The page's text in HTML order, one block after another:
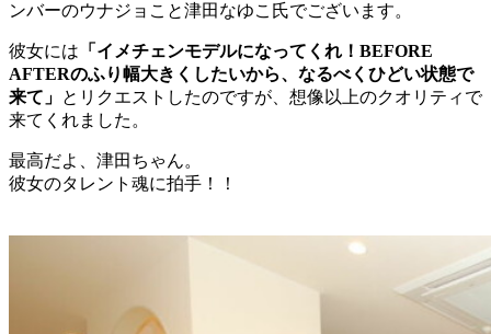
ンバーのウナジョこと津田なゆこ氏でございます。
彼女には 「イメチェンモデルになってくれ！BEFORE
AFTERのふり幅大きくしたいから、なるべくひどい状態で
来て」 とリクエストしたのですが、想像以上のクオリティで
来てくれました。
最高だよ、津田ちゃん。
彼女のタレント魂に拍手！！